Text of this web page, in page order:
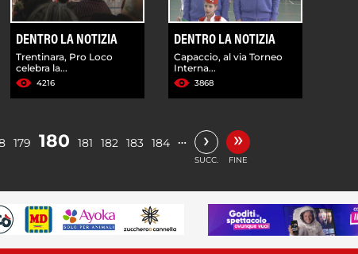
DENTRO LA NOTIZIA
Trentinara, Pro Loco
celebra la...
4216
DENTRO LA NOTIZIA
Capaccio, al via Torneo
Interna...
3868
179 180 181 182 183 184 … ›
SUCC.
»
FINE